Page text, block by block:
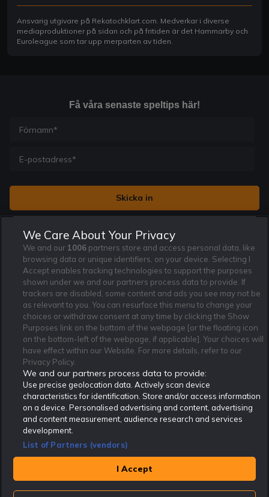
Ansvarig utgivare på Rekatochklart.com. Medverkar i diverse
mediaproduktioner på sidan och på fritiden är det Hammarby och
Euroleague som tar upp merparten av tiden.
Få våra senaste speltips här!
Jag vill få nyhetsbrev från Rekatochklart och jag är 18+. Regler
och villkor gäller. *
Rekatochklart.com är Sveriges ledande betting-community. 2017 nominerades
Rekatochklart som en av världens bästa spelinformations-sajter på spelbranschens egen
Oscarsgala EGR Awards.
Rekatochklart är oberoende och ej knutet till något specifikt spelbolag. Här hittar du
speltips, unika insättningsbonusar och erbjudanden från de största och mest seriösa
spelbolagen. En spelbok, spelskola, information om skador och avstängningar samt vårt
populära klotterplank.
Har du några frågor är du välkommen att
kontakta oss
Affiliate Modell
Om Rekatochklart
Kontakta oss
Redaktionen
Ansvarsfullt Spelande
F.A.Q
Nyhetsarkiv
Redaktionell policy
Cookie Policy
Användarvilkor
Integritetspolicy
Rekatochklart shop
We Care About Your Privacy
We and our 1006 partners store and access personal data, like
browsing data or unique identifiers, on your device. Selecting I
Accept enables tracking technologies to support the purposes
shown under we and our partners process data to provide. If
trackers are disabled, some content and ads you see may not be
as relevant to you. You can resurface this menu to change your
choices or withdraw consent at any time by clicking the Show
Purposes link on the bottom of the webpage [or the floating icon
on the bottom-left of the webpage, if applicable]. Your choices will
have effect within our Website. For more details, refer to our
Privacy Policy.
We and our partners process data to provide:
Use precise geolocation data. Actively scan device
characteristics for identification. Store and/or access information
on a device. Personalised advertising and content, advertising
and content measurement, audience research and services
development.
List of Partners (vendors)
I Accept